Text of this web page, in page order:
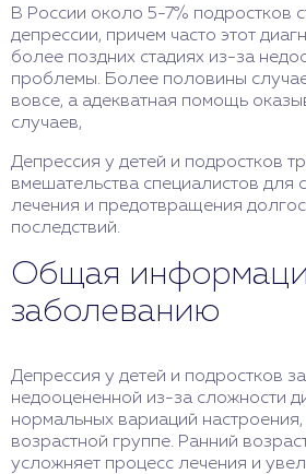
В России около 5-7% подростков
депрессии, причем часто этот
более поздних стадиях из-за
проблемы. Более половины
вовсе, а адекватная помощь
случаев,
Депрессия у детей и подростков
вмешательства специалистов для
лечения и предотвращения
последствий.
Общая
заболеванию
Депрессия у детей и подростков
недооцененной из-за сложности
нормальных вариаций
возрастной группе. Ранний
усложняет процесс лечения и